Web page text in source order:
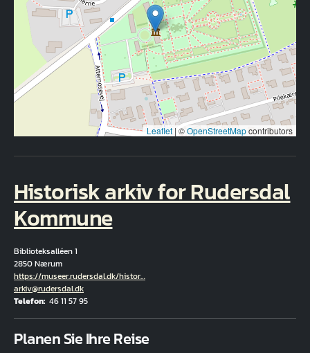
Leaflet | ©OpenStreetMapcontributors
Historisk arkiv for Rudersdal
Kommune
Biblioteksalléen 1
2850 Nærum
Hjemmeside
https://museer.rudersdal.dk/histor…
E-Mail
arkiv@rudersdal.dk
Telefon 46 11 57 95
Planen Sie Ihre Reise